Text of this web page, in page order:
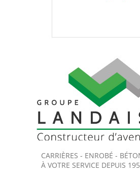
CARRIÈRES - ENROBÉ -
À VOTRE SERVICE DEPUIS